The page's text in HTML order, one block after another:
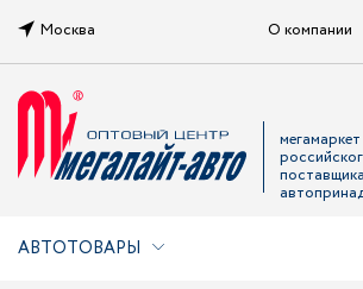
Москва О компании
поставщика
АВТОТОВАРЫ